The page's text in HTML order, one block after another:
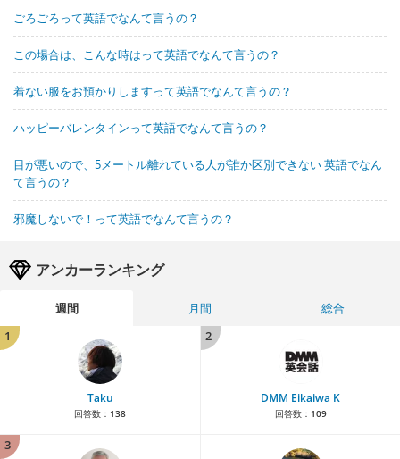
ごろごろって英語でなんて言うの？
この場合は、こんな時はって英語でなんて言うの？
着ない服をお預かりしますって英語でなんて言うの？
ハッピーバレンタインって英語でなんて言うの？
目が悪いので、5メートル離れている人が誰か区別できない 英語でなん
て言うの？
邪魔しないで！って英語でなんて言うの？
アンカーランキング
週間 月間
総合
1
Taku
回答数： 138
2
DMM Eikaiwa K
回答数： 109
3